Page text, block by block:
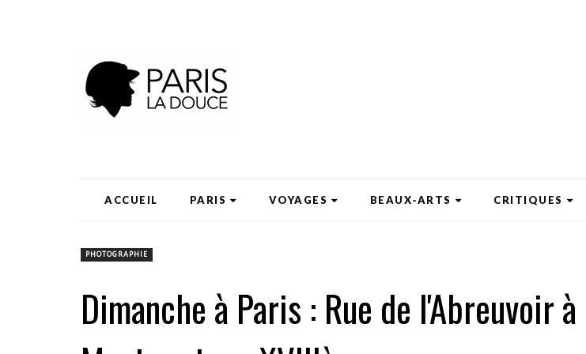
ACCUEIL PARIS VOYAGES BEAUX-ARTS CRITIQUES
PHOTOGRAPHIE
Dimanche à Paris : Rue de l'Abreuvoir à